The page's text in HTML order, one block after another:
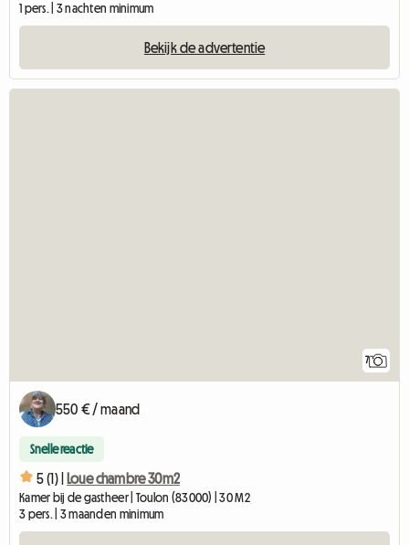
1 pers. | 3 nachten minimum
Bekijk de advertentie
7
550 € / maand
Snelle reactie
5 (1) | Loue chambre 30m2
Kamer bij de gastheer | Toulon (83000) | 30 M2
3 pers. | 3 maanden minimum